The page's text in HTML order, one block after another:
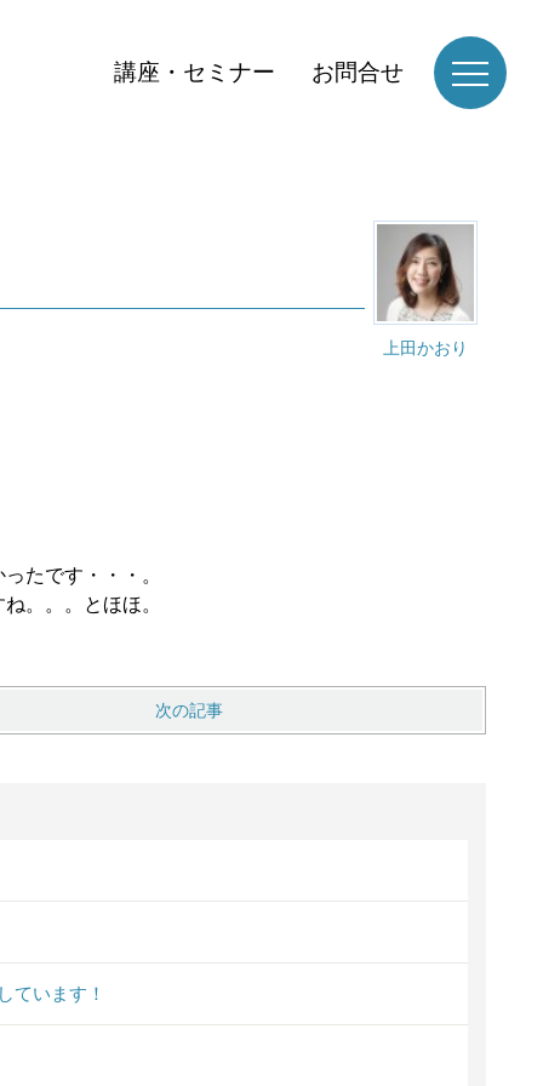
講座・セミナー お問合せ
上田かおり
たです・・・。
。。。とほほ。
次の記事
ています！